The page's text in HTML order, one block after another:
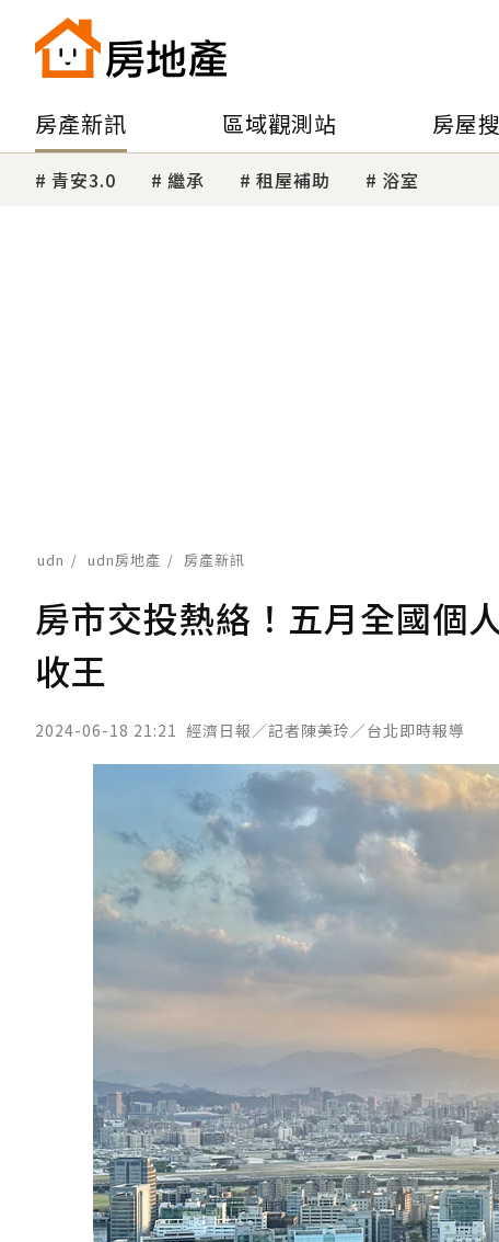
房產新訊 區域觀測站 房屋
青安3.0 繼承 租屋補助 浴室
udn udn房地產 房產新訊
房市交投熱絡！五月全國個
收王
2024-06-18 21:21 經濟日報／記者陳美玲／台北即時報導